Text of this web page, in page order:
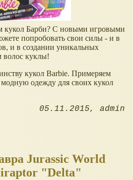
кукол Барби? С новыми игровыми
попробовать свои силы - и в
и в создании уникальных
волос куклы!
кукол Barbie. Примеряем
модную одежду для своих кукол
05.11.2015 admin
Jurassic World
"Delta"